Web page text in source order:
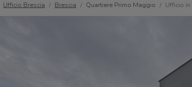
Ufficio Brescia Brescia Quartiere Primo Maggio Ufficio